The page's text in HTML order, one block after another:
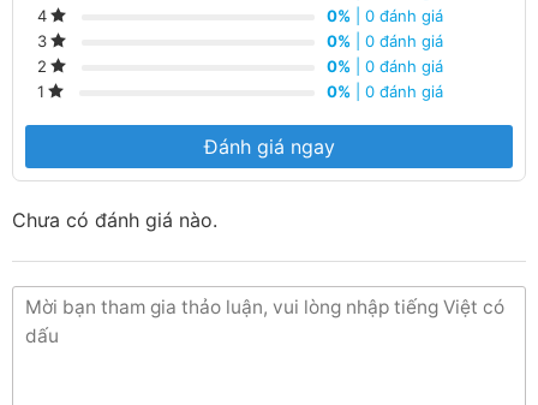
4
0% | 0 đánh giá
3
0% | 0 đánh giá
2
0% | 0 đánh giá
1
0% | 0 đánh giá
Đánh giá ngay
Chưa có đánh giá nào.